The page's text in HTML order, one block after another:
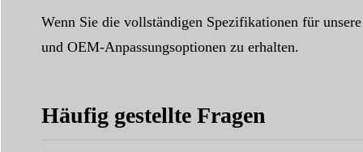
Wenn Sie die vollständigen Spezifikationen für
und OEM-Anpassungsoptionen zu erhalten.
Häufig gestellte Fragen